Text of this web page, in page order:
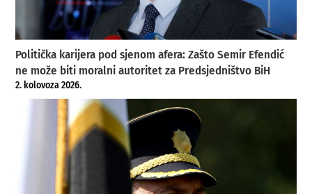
Politička karijera pod sjenom afera: Zašto Semir Efendić
ne može biti moralni autoritet za Predsjedništvo BiH
2. kolovoza 2026.